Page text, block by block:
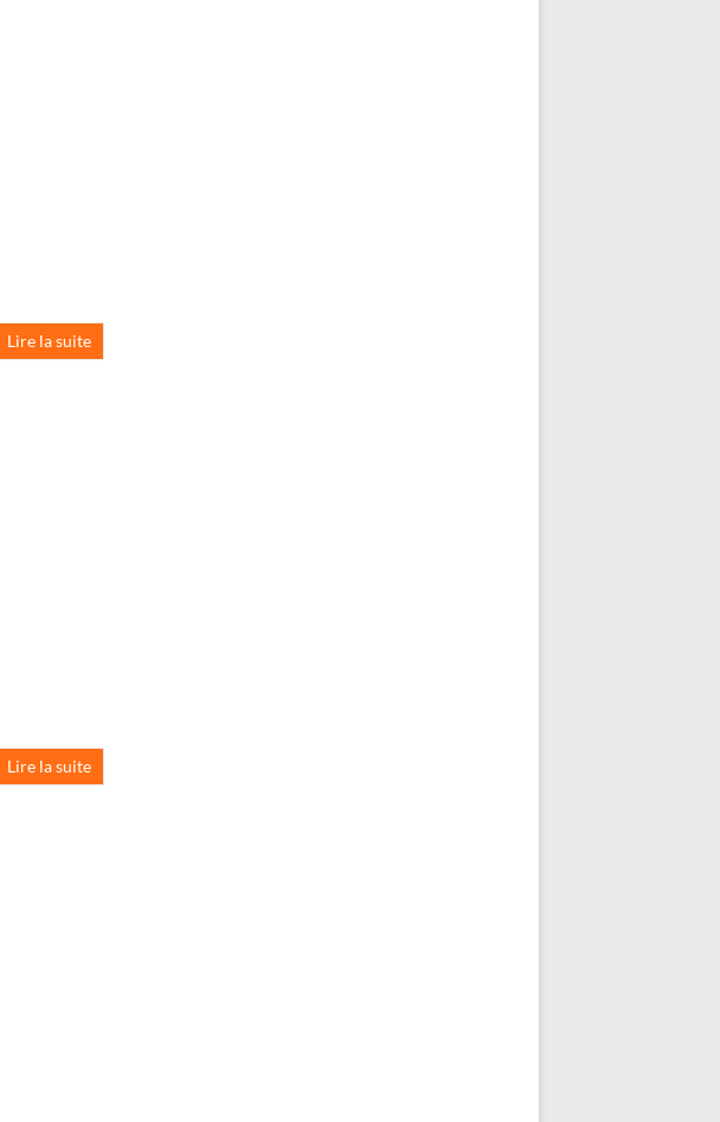
Lire la suite
Lire la suite